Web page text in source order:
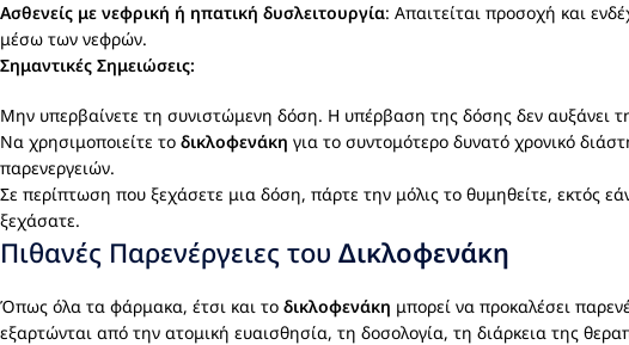
Ασθενείς με νεφρική ή ηπατική δυσλειτουργία: Απαιτείται προσοχή και
μέσω των νεφρών.
Σημαντικές Σημειώσεις:
Μην υπερβαίνετε τη συνιστώμενη δόση. Η υπέρβαση της δόσης δεν αυξάνει
Να χρησιμοποιείτε το δικλοφενάκη για το συντομότερο δυνατό χρονικό
παρενεργειών.
Σε περίπτωση που ξεχάσετε μια δόση, πάρτε την μόλις το θυμηθείτε, εκτός
ξεχάσατε.
Πιθανές Παρενέργειες του Δικλοφενάκη
Όπως όλα τα φάρμακα, έτσι και το δικλοφενάκη μπορεί να προκαλέσει
εξαρτώνται από την ατομική ευαισθησία, τη δοσολογία, τη διάρκεια της